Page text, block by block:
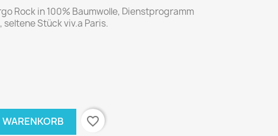
Rock in 100% Baumwolle, Dienstprogramm
Stück viv.a Paris.
WARENKORB favorite_border